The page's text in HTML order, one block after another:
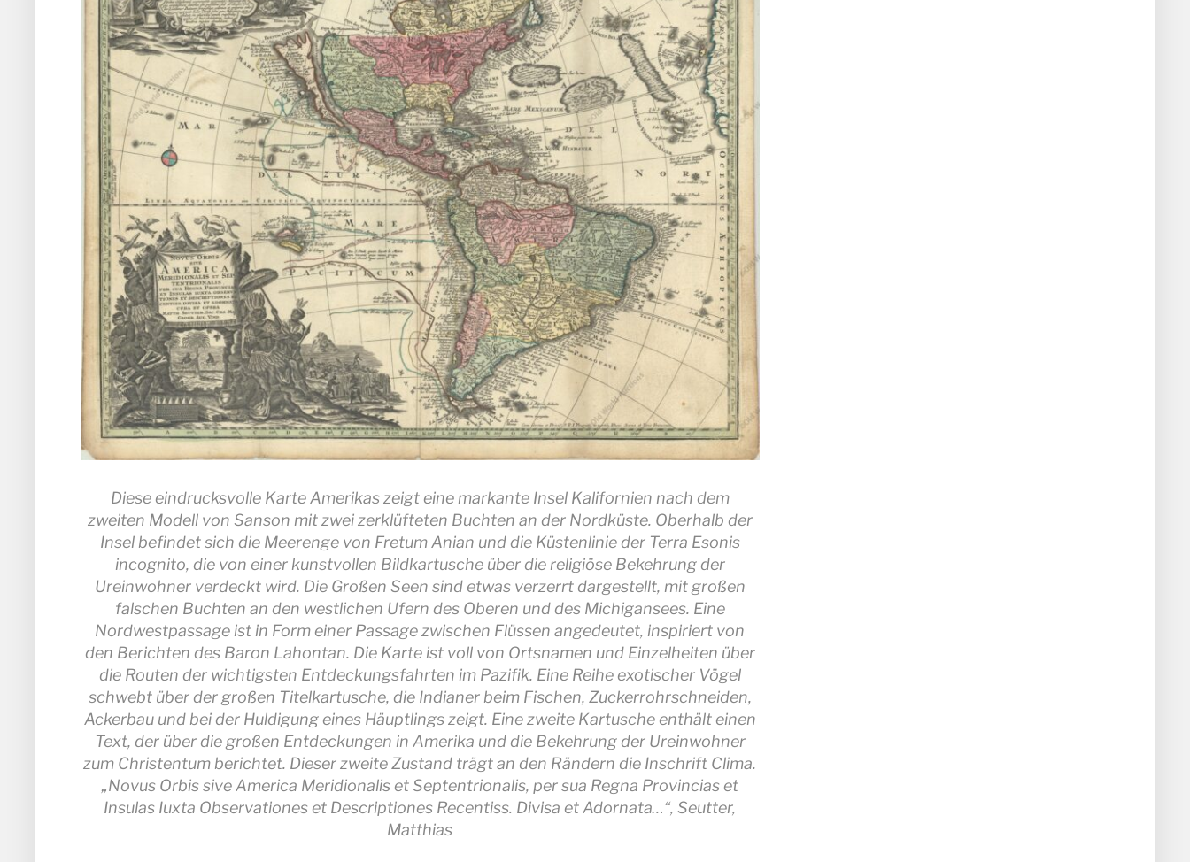
Diese eindrucksvolle Karte Amerikas zeigt eine markante Insel Kalifornien nach dem
zweiten Modell von Sanson mit zwei zerklüfteten Buchten an der Nordküste. Oberhalb der
Insel befindet sich die Meerenge von Fretum Anian und die Küstenlinie der Terra Esonis
incognito, die von einer kunstvollen Bildkartusche über die religiöse Bekehrung der
Ureinwohner verdeckt wird. Die Großen Seen sind etwas verzerrt dargestellt, mit großen
falschen Buchten an den westlichen Ufern des Oberen und des Michigansees. Eine
Nordwestpassage ist in Form einer Passage zwischen Flüssen angedeutet, inspiriert von
den Berichten des Baron Lahontan. Die Karte ist voll von Ortsnamen und Einzelheiten über
die Routen der wichtigsten Entdeckungsfahrten im Pazifik. Eine Reihe exotischer Vögel
schwebt über der großen Titelkartusche, die Indianer beim Fischen, Zuckerrohrschneiden,
Ackerbau und bei der Huldigung eines Häuptlings zeigt. Eine zweite Kartusche enthält einen
Text, der über die großen Entdeckungen in Amerika und die Bekehrung der Ureinwohner
zum Christentum berichtet. Dieser zweite Zustand trägt an den Rändern die Inschrift Clima.
„Novus Orbis sive America Meridionalis et Septentrionalis, per sua Regna Provincias et
Insulas Iuxta Observationes et Descriptiones Recentiss. Divisa et Adornata…“, Seutter,
Matthias